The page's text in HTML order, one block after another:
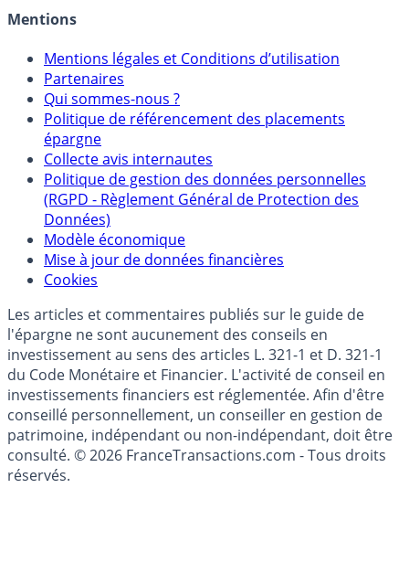
Crédit immobilier
Mentions
Mentions légales et Conditions d’utilisation
Partenaires
Qui sommes-nous ?
Politique de référencement des placements
épargne
Collecte avis internautes
Politique de gestion des données personnelles
(RGPD - Règlement Général de Protection des
Données)
Modèle économique
Cookies
Les articles et commentaires publiés sur le guide de
l'épargne ne sont aucunement des conseils en
investissement au sens des articles L. 321-1 et D. 321-1
du Code Monétaire et Financier. L'activité de conseil en
investissements financiers est réglementée. Afin d'être
conseillé personnellement, un conseiller en gestion de
patrimoine, indépendant ou non-indépendant, doit être